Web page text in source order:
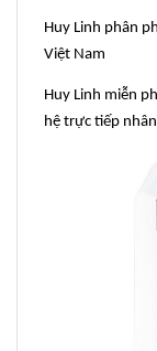
Huy Linh phân
Việt Nam
Huy Linh miễn
hệ trực tiếp